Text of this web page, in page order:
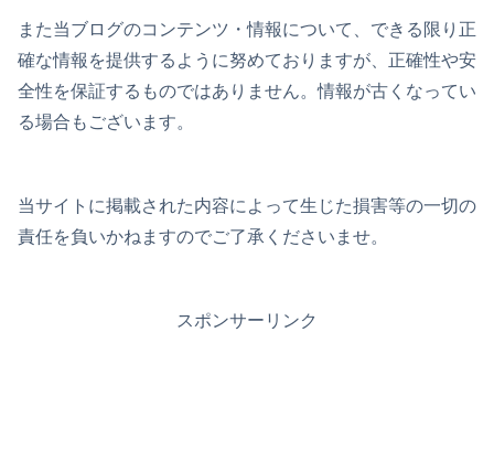
また当ブログのコンテンツ・情報について、できる限り正
確な情報を提供するように努めておりますが、正確性や安
全性を保証するものではありません。情報が古くなってい
る場合もございます。
当サイトに掲載された内容によって生じた損害等の一切の
責任を負いかねますのでご了承くださいませ。
スポンサーリンク